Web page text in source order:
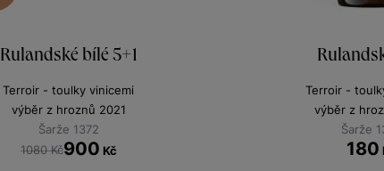
Rulandské bílé 5+1
Terroir - toulky vinicemi
výběr z hroznů 2021
Šarže 1372
1080 Kč900 Kč
Terroir -
výběr z
Šarže
180